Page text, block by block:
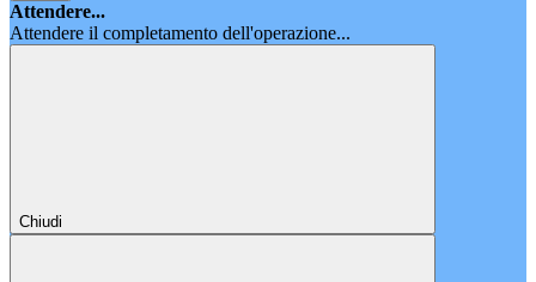
Attendere...
Attendere il completamento dell'operazione...
Chiudi